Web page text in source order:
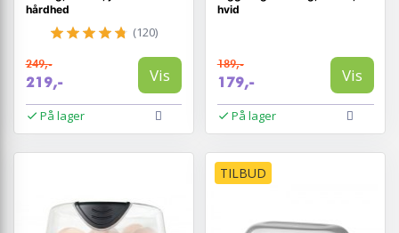
hårdhed
(120)
249,-
219,- Vis
På lager
hvid
189,-
179,- Vis
På lager
TILBUD